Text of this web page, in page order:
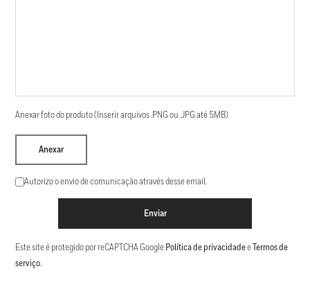
Anexar foto do produto (Inserir arquivos .PNG ou .JPG até 5MB)
Anexar
Autorizo o envio de comunicação através desse email.
Enviar
Este site é protegido por reCAPTCHA Google Política de privacidadee Termos de
serviço.